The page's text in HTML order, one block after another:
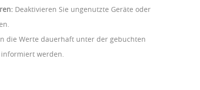
Deaktivieren Sie ungenutzte Geräte oder
die Werte dauerhaft unter der gebuchten
werden.